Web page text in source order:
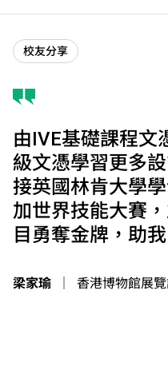
校友分享
由IVE基礎課程文
級文憑學習更多
接英國林肯大學
加世界技能大賽
目勇奪金牌，助
梁家瑜 香港博物館展